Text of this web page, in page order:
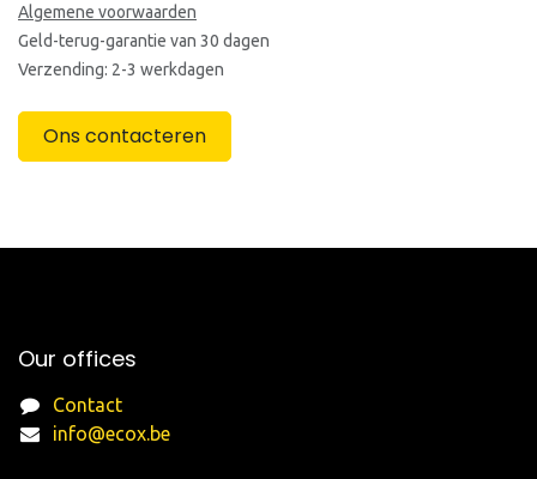
Algemene voorwaarden
Geld-terug-garantie van 30 dagen
Verzending: 2-3 werkdagen
Ons contacteren
Our offices
Contact
info@ecox.be